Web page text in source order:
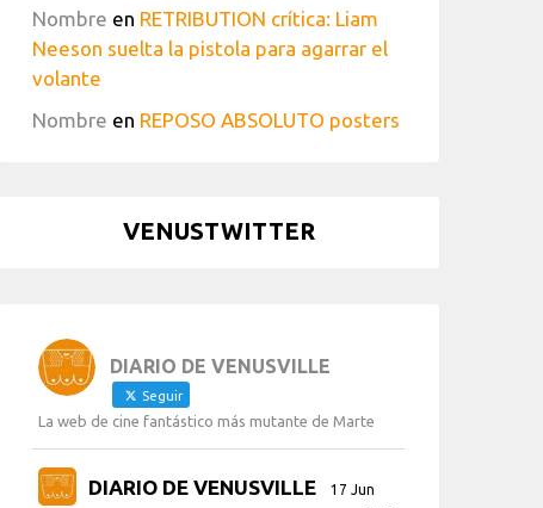
Nombre en RETRIBUTION crítica: Liam
Neeson suelta la pistola para agarrar el
volante
Nombre en REPOSO ABSOLUTO posters
VENUSTWITTER
DIARIO DE VENUSVILLE
Seguir
La web de cine fantástico más mutante de Marte
DIARIO DE VENUSVILLE 17 Jun